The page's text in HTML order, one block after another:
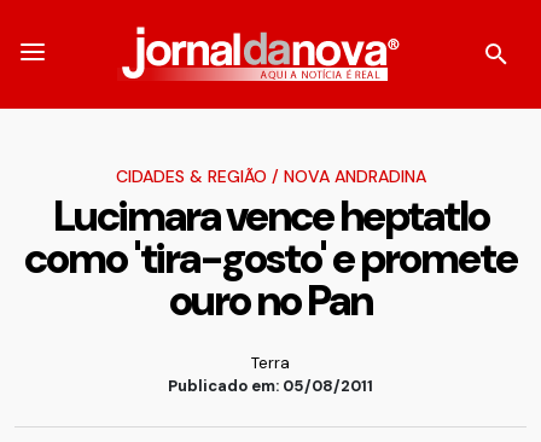
CIDADES & REGIÃO / NOVA ANDRADINA
Lucimara vence heptatlo
como 'tira-gosto' e promete
ouro no Pan
Terra
Publicado em: 05/08/2011